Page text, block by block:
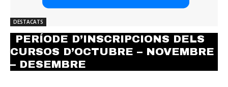
DESTACATS
PERÍODE D’INSCRIPCIONS DELS
CURSOS D’OCTUBRE – NOVEMBRE
– DESEMBRE